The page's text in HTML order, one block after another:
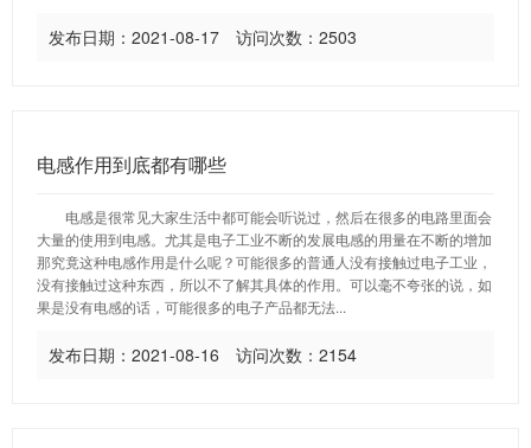
发布日期：2021-08-17 访问次数：2503
电感作用到底都有哪些
电感是很常见大家生活中都可能会听说过，然后在很多的电路里面会
大量的使用到电感。尤其是电子工业不断的发展电感的用量在不断的增加
那究竟这种电感作用是什么呢？可能很多的普通人没有接触过电子工业，
没有接触过这种东西，所以不了解其具体的作用。可以毫不夸张的说，如
果是没有电感的话，可能很多的电子产品都无法...
发布日期：2021-08-16 访问次数：2154